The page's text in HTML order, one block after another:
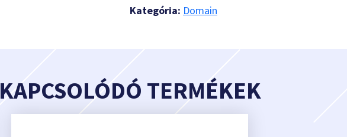
Kategória: Domain
KAPCSOLÓDÓ TERMÉKEK